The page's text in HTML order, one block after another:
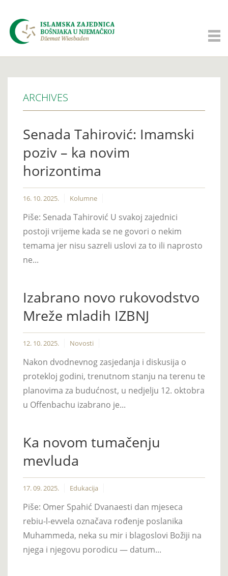
ARCHIVES
Senada Tahirović: Imamski
poziv – ka novim
horizontima
16. 10. 2025. Kolumne
Piše: Senada Tahirović U svakoj zajednici
postoji vrijeme kada se ne govori o nekim
temama jer nisu sazreli uslovi za to ili naprosto
ne...
Izabrano novo rukovodstvo
Mreže mladih IZBNJ
12. 10. 2025. Novosti
Nakon dvodnevnog zasjedanja i diskusija o
protekloj godini, trenutnom stanju na terenu te
planovima za budućnost, u nedjelju 12. oktobra
u Offenbachu izabrano je...
Ka novom tumačenju
mevluda
17. 09. 2025. Edukacija
Piše: Omer Spahić Dvanaesti dan mjeseca
rebiu-l-evvela označava rođenje poslanika
Muhammeda, neka su mir i blagoslovi Božiji na
njega i njegovu porodicu — datum...